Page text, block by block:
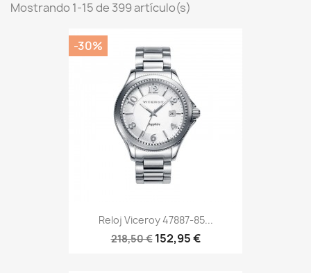
Mostrando 1-15 de 399 artículo(s)
Reloj Viceroy 47887-85...
218,50 € 152,95 €
-30%